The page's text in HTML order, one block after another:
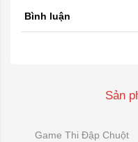
Bình luận
Sản
Game Thi Đập Chuột